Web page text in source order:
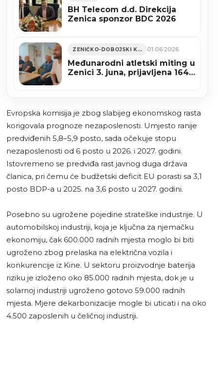
BH Telecom d.d. Direkcija
Zenica sponzor BDC 2026
ZENIČKO-DOBOJSKI KANTON 01.06.2026
Međunarodni atletski miting u
Zenici 3. juna, prijavljena 164
Evropska komisija je zbog slabijeg ekonomskog rasta
korigovala prognoze nezaposlenosti. Umjesto ranije
predviđenih 5,8–5,9 posto, sada očekuje stopu
nezaposlenosti od 6 posto u 2026. i 2027. godini.
Istovremeno se predviđa rast javnog duga država
članica, pri čemu će budžetski deficit EU porasti sa 3,1
posto BDP-a u 2025. na 3,6 posto u 2027. godini.
Posebno su ugrožene pojedine strateške industrije. U
automobilskoj industriji, koja je ključna za njemačku
ekonomiju, čak 600.000 radnih mjesta moglo bi biti
ugroženo zbog prelaska na električna vozila i
konkurencije iz Kine. U sektoru proizvodnje baterija
riziku je izloženo oko 85.000 radnih mjesta, dok je u
solarnoj industriji ugroženo gotovo 59.000 radnih
mjesta. Mjere dekarbonizacije mogle bi uticati i na oko
4.500 zaposlenih u čeličnoj industriji.